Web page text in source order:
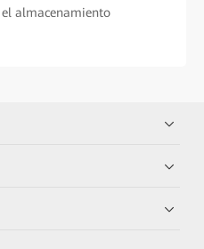
almacenamiento